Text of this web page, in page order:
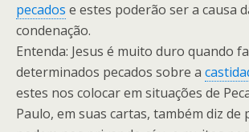
pecados e estes poderão ser a causa
condenação.
Entenda: Jesus é muito duro quando
determinados pecados sobre a
estes nos colocar em situações de
Paulo, em suas cartas, também diz de